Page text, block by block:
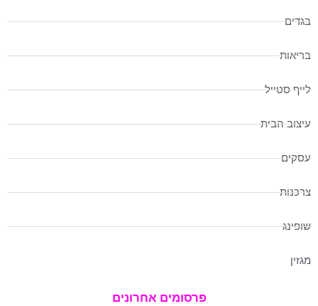
בגדים
בריאות
לייף סטייל
עיצוב הבית
עסקים
צרכנות
שופינג
מגזין
פרסומים אחרונים